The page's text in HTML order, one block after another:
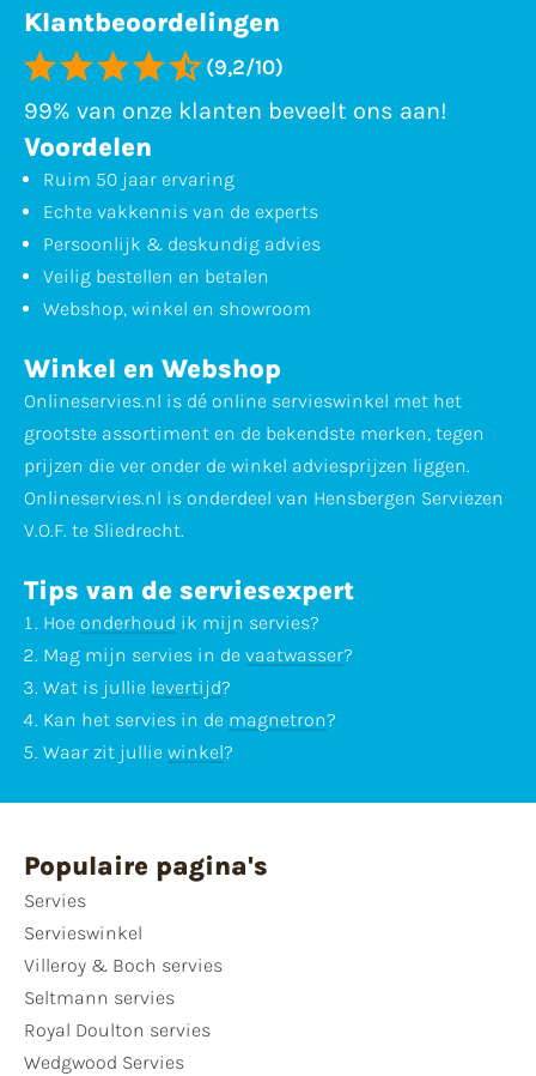
Klantbeoordelingen
(9,2/10)
99% van onze klanten beveelt ons aan!
Voordelen
Ruim 50 jaar ervaring
Echte vakkennis van de experts
Persoonlijk & deskundig advies
Veilig bestellen en betalen
Webshop, winkel en showroom
Winkel en Webshop
Onlineservies.nl is dé online servieswinkel met het
grootste assortiment en de bekendste merken, tegen
prijzen die ver onder de winkel adviesprijzen liggen.
Onlineservies.nl is onderdeel van Hensbergen Serviezen
V.O.F. te Sliedrecht.
Tips van de serviesexpert
Hoe onderhoud ik mijn servies?
Mag mijn servies in de vaatwasser?
Wat is jullie levertijd?
Kan het servies in de magnetron?
Waar zit jullie winkel?
Populaire pagina's
Servies
Servieswinkel
Villeroy & Boch servies
Seltmann servies
Royal Doulton servies
Wedgwood Servies